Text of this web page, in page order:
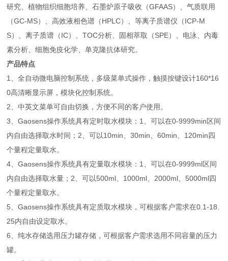
研究、植物组织细胞培养、石墨炉原子吸收（GFAAS）、气质联用
（GC-MS）、高效液相色谱（HPLC）、等离子质谱仪（ICP-M
S）、离子质谱（IC）、TOC分析、固相萃取（SPE）、电泳、内毒
素分析、细胞免疫化学、单克隆抗体研究。
产品特点
1、全自动微电脑控制系统，多级菜单式操作，触摸按键设计160*16
0高清晰显示屏，模块化控制系统。
2、中英文菜单可自由切换，方便不同的客户使用。
3、Gaosens操作系统具有定时取水模块：1、可以在0-9999min区间
内自由选择取水时间；2、可以10min、30min、60min、120min四
个量程定量取水。
4、Gaosens操作系统具有定量取水模块：1、可以在0-9999ml区间
内自由选择取水量；2、可以500ml、1000ml、2000ml、5000ml四
个量程定量取水。
5、Gaosens操作系统具有定质取水模块，可根据客户需求在0.1-18.
25内自由设定取水。
6、纯水存储选用压力罐存储，可根据客户需求选用不同容量的压力
罐。